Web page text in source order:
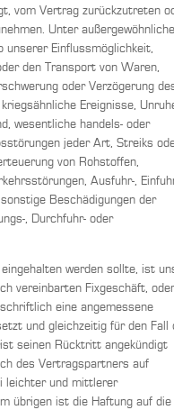
vom Vertrag zurückzutreten
Unter
unserer Einflussmöglichkeit,
den Transport von Waren,
oder Verzögerung
Ereignisse,
wesentliche handels- oder
jeder Art, Streiks
von Rohstoffen,
Ausfuhr-,
Beschädigungen der
, Durchfuhr- oder
werden sollte, ist
vereinbarten Fixgeschäft, oder
eine angemessene
und gleichzeitig für den Fall
seinen Rücktritt angekündigt
des Vertragspartners auf
leichter und mittlerer
übrigen ist die Haftung auf die